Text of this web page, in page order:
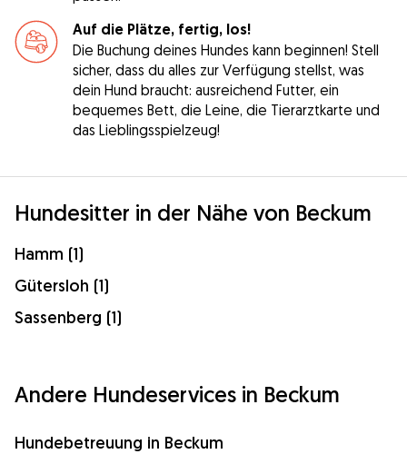
Auf die Plätze, fertig, los!
Die Buchung deines Hundes kann beginnen! Stell
sicher, dass du alles zur Verfügung stellst, was
dein Hund braucht: ausreichend Futter, ein
bequemes Bett, die Leine, die Tierarztkarte und
das Lieblingsspielzeug!
Hundesitter in der Nähe von Beckum
Hamm (1)
Gütersloh (1)
Sassenberg (1)
Andere Hundeservices in Beckum
Hundebetreuung in Beckum